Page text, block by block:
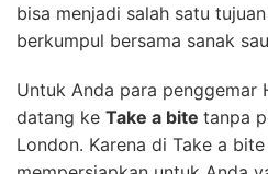
bisa menjadi salah satu
berkumpul bersama sanak
Untuk Anda para penggemar
datang ke Take a bite tanpa
London. Karena di Take a